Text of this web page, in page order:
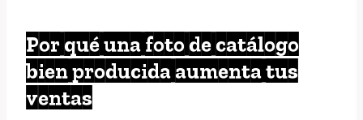
Por qué una foto de catálogo
bien producida aumenta tus
ventas